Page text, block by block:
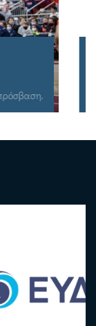
πρόσβαση.